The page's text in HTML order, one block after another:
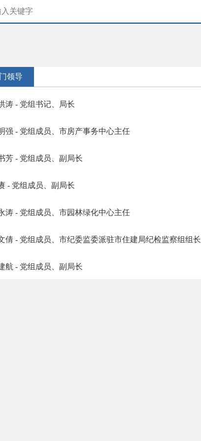
领导
涛 - 党组书记、局长
强 - 党组成员、市房产事务中心主任
芳 - 党组成员、副局长
- 党组成员、副局长
涛 - 党组成员、市园林绿化中心主任
倩 - 党组成员、市纪委监委派驻市住建局纪检监察组组长
航 - 党组成员、副局长